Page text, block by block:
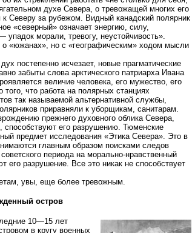
духе Севера, о тревожащей многих его
Северу за рубежом. Видный канадский полярник
«северный» означает энергию, силу,
морали, тревогу, неустойчивость».
о «южанах», но с «географическим» ходом мысли
постепенно исчезает, новые прагматические
забыты слова арктического патриарха Ивана
величие человека, его мужество, его
что работа на полярных станциях
так называемой альтернативной службы,
приравняли к уборщикам, санитарам.
прежнего духовного облика Севера,
способствуют его разрушению. Тюменские
предмет исследования «Этика Севера». Это в
главным образом поисками следов
периода на морально-нравственный
его разрушение. Все это никак не способствует
увы, еще более тревожным.
остров
10—15 лет
в кругу военных